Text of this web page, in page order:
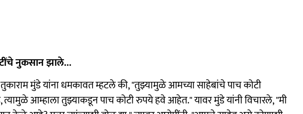
नुकसान झाले...
मुंडे यांना धमकावत म्हटले की, "तुझ्यामुळे आमच्या साहेबांचे पाच कोटी
आम्हाला तुझ्याकडून पाच कोटी रुपये हवे आहेत." यावर मुंडे यांनी विचारले, "मी